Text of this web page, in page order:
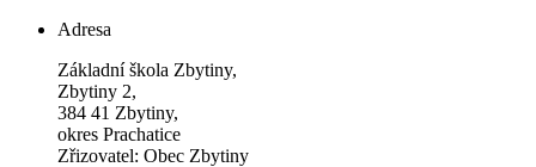
Adresa
Základní škola Zbytiny,
Zbytiny 2,
384 41 Zbytiny,
okres Prachatice
Zřizovatel: Obec Zbytiny